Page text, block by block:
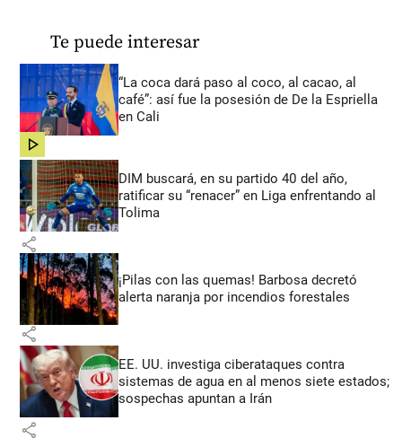
Te puede interesar
“La coca dará paso al coco, al cacao, al
café”: así fue la posesión de De la Espriella
en Cali
share
DIM buscará, en su partido 40 del año,
ratificar su “renacer” en Liga enfrentando al
Tolima
share
¡Pilas con las quemas! Barbosa decretó
alerta naranja por incendios forestales
share
EE. UU. investiga ciberataques contra
sistemas de agua en al menos siete estados;
sospechas apuntan a Irán
share